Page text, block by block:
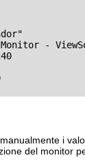
i
del monitor